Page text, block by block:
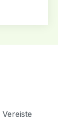
Vereiste